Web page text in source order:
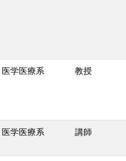
医学医療系 教授
医学医療系 講師